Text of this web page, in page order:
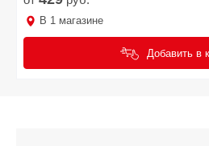
В 1 магазине
Добавить в